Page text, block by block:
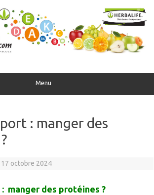
Menu
: manger des
17 octobre 2024
manger des protéines ?